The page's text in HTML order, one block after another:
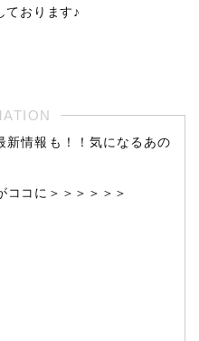
ております♪
新情報も！！気になるあの
ココに＞＞＞＞＞＞